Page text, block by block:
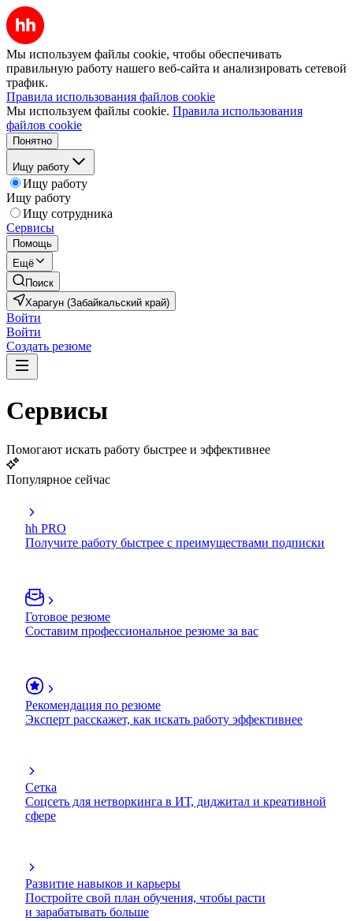
Мы используем файлы cookie, чтобы обеспечивать
правильную работу нашего веб-сайта и анализировать сетевой
трафик.
Правила использования файлов cookie
Мы используем файлы cookie. Правила использования
файлов cookie
Понятно
Ищу работу
Ищу работу
Ищу работу
Ищу сотрудника
Сервисы
Помощь
Ещё
Поиск
Харагун (Забайкальский край)
Войти
Войти
Создать резюме
Сервисы
Помогают искать работу быстрее и эффективнее
Популярное сейчас
hh PRO
Получите работу быстрее с преимуществами подписки
Готовое резюме
Составим профессиональное резюме за вас
Рекомендация по резюме
Эксперт расскажет, как искать работу эффективнее
Сетка
Соцсеть для нетворкинга в ИТ, диджитал и креативной
сфере
Развитие навыков и карьеры
Постройте свой план обучения, чтобы расти
и зарабатывать больше